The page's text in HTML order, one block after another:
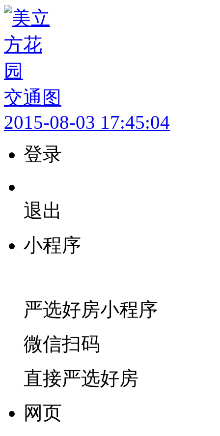
交通图
2015-08-03 17:45:04
登录
退出
小程序
严选好房小程序
微信扫码
直接严选好房
网页